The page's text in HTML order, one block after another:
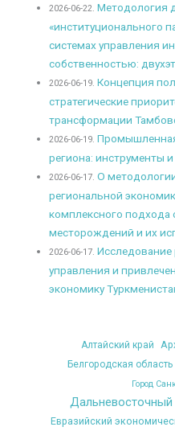
2026-06-22. Методология
«институционального
системах управления
собственностью:
2026-06-19. Концепция
стратегические
трансформации
2026-06-19.
региона: инструменты
2026-06-17. О
региональной
комплексного подхода
месторождений и их
2026-06-17.
управления и
экономику
Алтайский край
Белгородская область
Город
Евразийский